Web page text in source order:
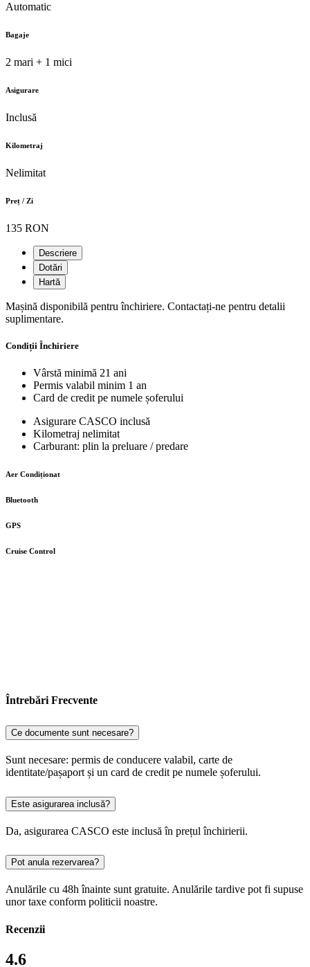
Automatic
Bagaje
2 mari + 1 mici
Asigurare
Inclusă
Kilometraj
Nelimitat
Preț / Zi
135 RON
Descriere
Dotări
Hartă
Mașină disponibilă pentru închiriere. Contactați-ne pentru detalii
suplimentare.
Condiții Închiriere
Vârstă minimă 21 ani
Permis valabil minim 1 an
Card de credit pe numele șoferului
Asigurare CASCO inclusă
Kilometraj nelimitat
Carburant: plin la preluare / predare
Aer Condiționat
Bluetooth
GPS
Cruise Control
Întrebări Frecvente
Ce documente sunt necesare?
Sunt necesare: permis de conducere valabil, carte de
identitate/pașaport și un card de credit pe numele șoferului.
Este asigurarea inclusă?
Da, asigurarea CASCO este inclusă în prețul închirierii.
Pot anula rezervarea?
Anulările cu 48h înainte sunt gratuite. Anulările tardive pot fi supuse
unor taxe conform politicii noastre.
Recenzii
4.6